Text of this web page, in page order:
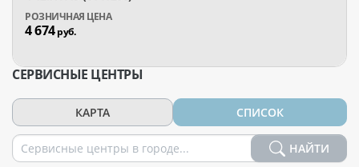
4 674руб.
СЕРВИСНЫЕ ЦЕНТРЫ
КАРТА СПИСОК
НАЙТИ